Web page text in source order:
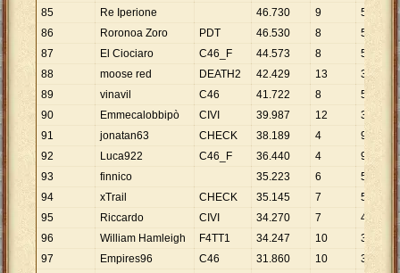
85
Re Iperione 46.730 9 5
192
86
Roronoa Zoro PDT 46.530 8 5 816
87
El Ciociaro C46_F 44.573 8 5
572
88
moose red DEATH2 42.429 13 3 .264
89
vinavil C46 41.722 8 5
215
90
Emmecalobbipò CIVI 39.987 12 3
91
jonatan63 CHECK 38.189 4 9 .547
92
Luca922 C46_F 36.440 4 9
110
93
finnico 35.223 6 5
94
xTrail CHECK 35.145 7 5
021
95
Riccardo CIVI 34.270 7 4
96
William Hamleigh F4TT1 34.247 10 3
97
Empires96 C46 31.860 10 3 .186